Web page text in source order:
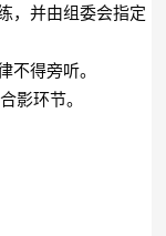
，并由组委会指定
不得旁听。
影环节。